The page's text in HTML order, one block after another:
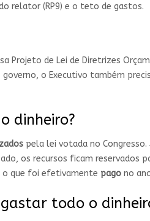
relator (RP9) e o teto de gastos.
Projeto de Lei de Diretrizes
o Executivo também
dinheiro?
pela lei votada no
os recursos ficam reservados
o que foi efetivamente pago no
todo o